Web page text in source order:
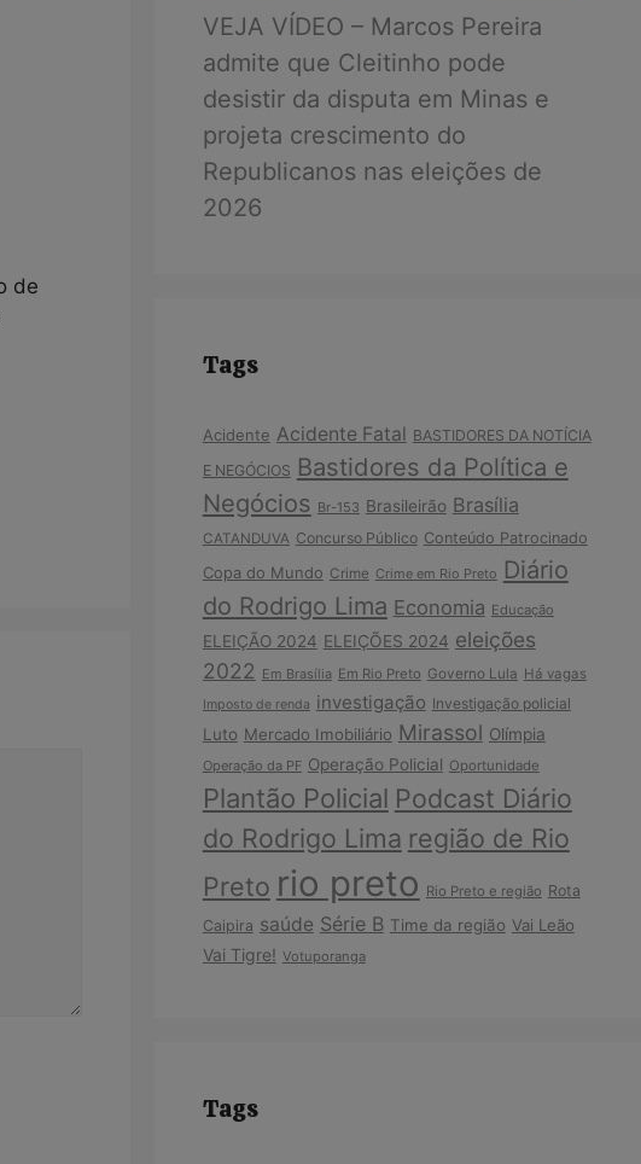
de
VEJA VÍDEO – Marcos Pereira
admite que Cleitinho pode
desistir da disputa em Minas e
projeta crescimento do
Republicanos nas eleições de
2026
Tags
Acidente Acidente Fatal BASTIDORES DA NOTÍCIA
E NEGÓCIOS Bastidores da Política e
Negócios Br-153 Brasileirão Brasília
CATANDUVA Concurso Público Conteúdo Patrocinado
Copa do Mundo Crime Crime em Rio Preto Diário
do Rodrigo Lima Economia Educação
ELEIÇÃO 2024 ELEIÇÕES 2024 eleições
2022 Em Brasília Em Rio Preto Governo Lula Há vagas
Imposto de renda investigação Investigação policial
Luto Mercado Imobiliário Mirassol Olímpia
Operação da PF Operação Policial Oportunidade
Plantão Policial Podcast Diário
do Rodrigo Lima região de Rio
Preto rio preto Rio Preto e região Rota
Caipira saúde Série B Time da região Vai Leão
Vai Tigre! Votuporanga
Tags